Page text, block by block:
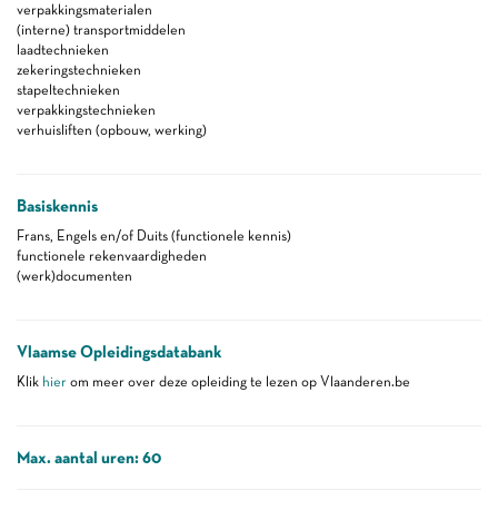
verpakkingsmaterialen
(interne) transportmiddelen
laadtechnieken
zekeringstechnieken
stapeltechnieken
verpakkingstechnieken
verhuisliften (opbouw, werking)
Basiskennis
Frans, Engels en/of Duits (functionele kennis)
functionele rekenvaardigheden
(werk)documenten
Vlaamse Opleidingsdatabank
Klik hier om meer over deze opleiding te lezen op Vlaanderen.be
Max. aantal uren: 60